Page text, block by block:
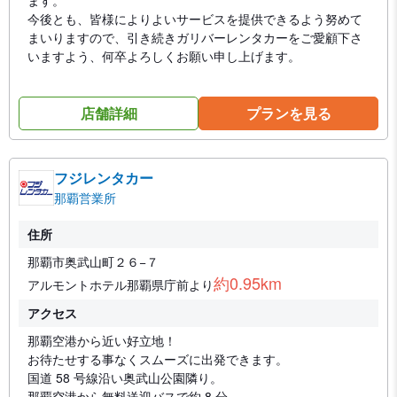
今後とも、皆様によりよいサービスを提供できるよう努めて
まいりますので、引き続きガリバーレンタカーをご愛顧下さ
いますよう、何卒よろしくお願い申し上げます。
店舗詳細 プランを見る
フジレンタカー
那覇営業所
住所
那覇市奥武山町２６−７
アルモントホテル那覇県庁前より約0.95km
アクセス
那覇空港から近い好立地！
お待たせする事なくスムーズに出発できます。
国道 58 号線沿い奥武山公園隣り。